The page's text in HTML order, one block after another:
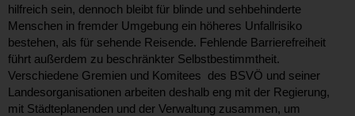
hilfreich sein, dennoch bleibt für blinde und sehbehinderte
Menschen in fremder Umgebung ein höheres Unfallrisiko
bestehen, als für sehende Reisende. Fehlende Barrierefreiheit
führt außerdem zu beschränkter Selbstbestimmtheit.
Verschiedene Gremien und Komitees des BSVÖ und seiner
Landesorganisationen arbeiten deshalb eng mit der Regierung,
mit Städteplanenden und der Verwaltung zusammen, um